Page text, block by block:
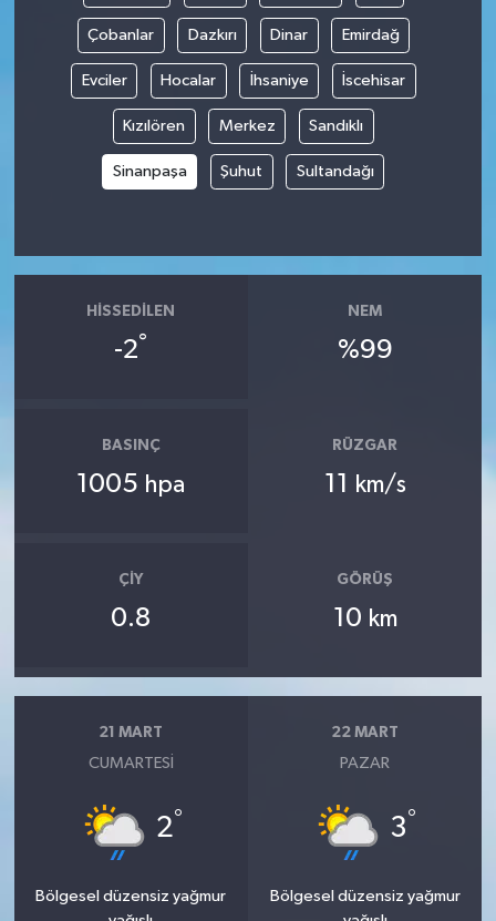
Çobanlar Dazkırı Dinar Emirdağ
Evciler Hocalar İhsaniye İscehisar
Kızılören Merkez Sandıklı
Sinanpaşa Şuhut Sultandağı
HISSEDILEN
-2°
NEM
%99
BASINÇ
1005 hpa
RÜZGAR
11 km/s
ÇIY
0.8
GÖRÜŞ
10 km
21 MART
CUMARTESI
2°
Bölgesel düzensiz yağmur
22 MART
PAZAR
3°
Bölgesel düzensiz yağmur